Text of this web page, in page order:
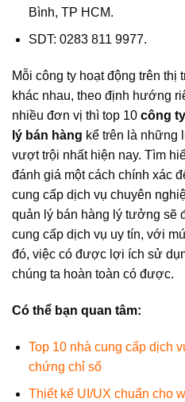
Bình, TP HCM.
SDT: 0283 811 9977.
Mỗi công ty hoạt động trên thị
khác nhau, theo định hướng
nhiều đơn vị thì top 10 công
lý bán hàng kể trên là những
vượt trội nhất hiện nay. Tìm
đánh giá một cách chính xác
cung cấp dịch vụ chuyên
quản lý bán hàng lý tưởng sẽ
cung cấp dịch vụ uy tín, với
đó, việc có được lợi ích sử
chúng ta hoàn toàn có được.
Có thể bạn quan tâm:
Top 10 nhà cung cấp dịch
chứng chỉ số
Thiết kế UI/UX chuẩn cho